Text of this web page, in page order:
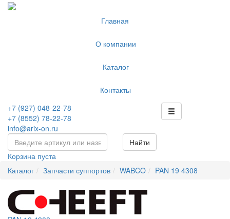
Главная
О компании
Каталог
Контакты
+7 (927) 048-22-78
+7 (8552) 78-22-78
info@arix-on.ru
Найти
Корзина пуста
Каталог
Запчасти суппортов WABCO PAN 19 4308